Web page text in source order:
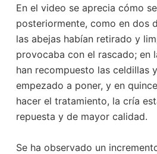
En el video se aprecia cómo
posteriormente, como en dos
las abejas habían retirado y
provocaba con el rascado; en
han recompuesto las celdillas
empezado a poner, y en
hacer el tratamiento, la cría
repuesta y de mayor calidad.
Se ha observado un